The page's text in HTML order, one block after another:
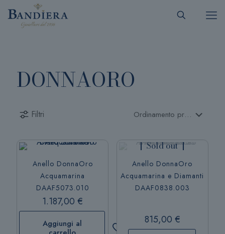
DONNAORO
Filtri
Anello DonnaOro
Acquamarina
DAAF5073.010
1.187,00€
Aggiungi al
Sold out
Anello DonnaOro
Acquamarina e Diamanti
DAAF0838.003
815,00 €